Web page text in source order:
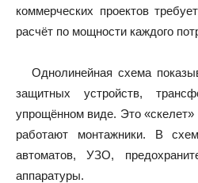
коммерческих проектов
расчёт по мощности каждого
Однолинейная схема
защитных устройств,
упрощённом виде. Это «скелет»
работают монтажники. В
автоматов, УЗО,
аппаратуры.